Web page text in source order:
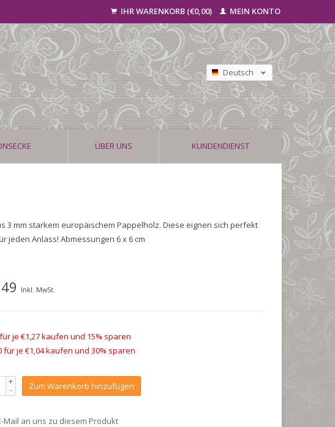
IHR WARENKORB (€0,00) MEIN KONTO
Deutsch
Nederlands
Français
ÜBER UNS KUNDENDIENST
3 mm starkem europäischem Pappelholz. Diese eignen sich perfekt
jeden Anlass! Abmessungen 6 x 6 cm
Inkl. MwSt.
je €1,27 kaufen und 15% sparen
für je €1,04 kaufen und 30% sparen
+
- Zum Warenkorb hinzufügen
Mail an uns zu diesem Produkt